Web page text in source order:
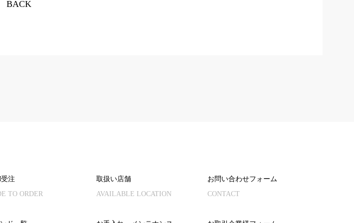
BACK
注
TO ORDER
取扱い店舗
AVAILABLE LOCATION
お問い合わせフォーム
CONTACT